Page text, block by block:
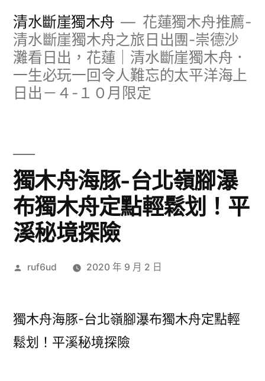
清水斷崖獨木舟
花蓮獨木舟推薦-
清水斷崖獨木舟之旅日出團-崇德沙
灘看日出，花蓮｜清水斷崖獨木舟．
一生必玩一回令人難忘的太平洋海上
日出－４-１０月限定
獨木舟海豚-台北嶺腳瀑
布獨木舟定點輕鬆划！平
溪秘境探險
作
ruf6ud 2020 年 9 月 2 日
獨木舟海豚-台北嶺腳瀑布獨木舟定點輕
鬆划！平溪秘境探險